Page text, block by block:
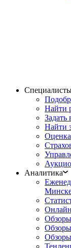
Найти
Задать
Найти
Оценка
Аналитика